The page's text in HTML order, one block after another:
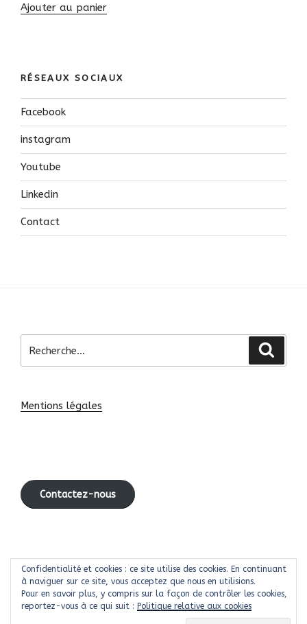
Ajouter au panier
RÉSEAUX SOCIAUX
Facebook
instagram
Youtube
Linkedin
Contact
Mentions légales
Contactez-nous
FacebookinstagramYoutubeLinkedinContact
Politique de confidentialité
Fièrement propulsé par
Confidentialité et cookies : ce site utilise des cookies. En continuant
à naviguer sur ce site, vous acceptez que nous en utilisions.
Pour en savoir plus, y compris sur la façon de contrôler les cookies,
reportez-vous à ce qui suit : Politique relative aux cookies